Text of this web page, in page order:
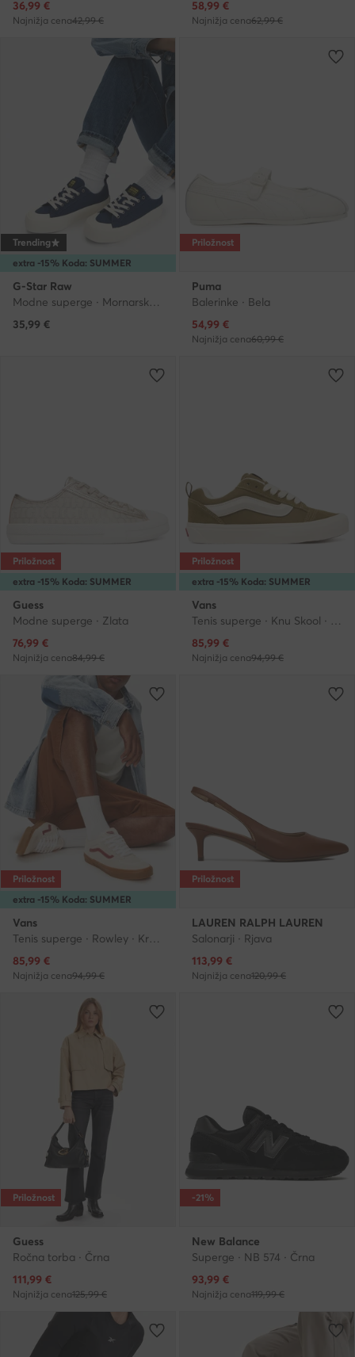
Trenutna cena
36,99 €
Najnižja cena42,99 €
Trenutna cena
58,99 €
Najnižja cena62,99 €
extra -15% Koda: SUMMER
Trending
G-Star Raw
Modne superge · Mornarsko modra
35,99 €
Priložnost
Puma
Balerinke · Bela
Trenutna cena
54,99 €
Najnižja cena60,99 €
extra -15% Koda: SUMMER
Priložnost
Guess
Modne superge · Zlata
Trenutna cena
76,99 €
Najnižja cena84,99 €
extra -15% Koda: SUMMER
Priložnost
Vans
Tenis superge · Knu Skool · Zelena
Trenutna cena
85,99 €
Najnižja cena94,99 €
extra -15% Koda: SUMMER
Priložnost
Vans
Tenis superge · Rowley · Kremna
Trenutna cena
85,99 €
Najnižja cena94,99 €
Priložnost
LAUREN RALPH LAUREN
Salonarji · Rjava
Trenutna cena
113,99 €
Najnižja cena120,99 €
Priložnost
Guess
Ročna torba · Črna
Trenutna cena
111,99 €
Najnižja cena125,99 €
-21%
New Balance
Superge · NB 574 · Črna
Trenutna cena
93,99 €
Najnižja cena119,99 €